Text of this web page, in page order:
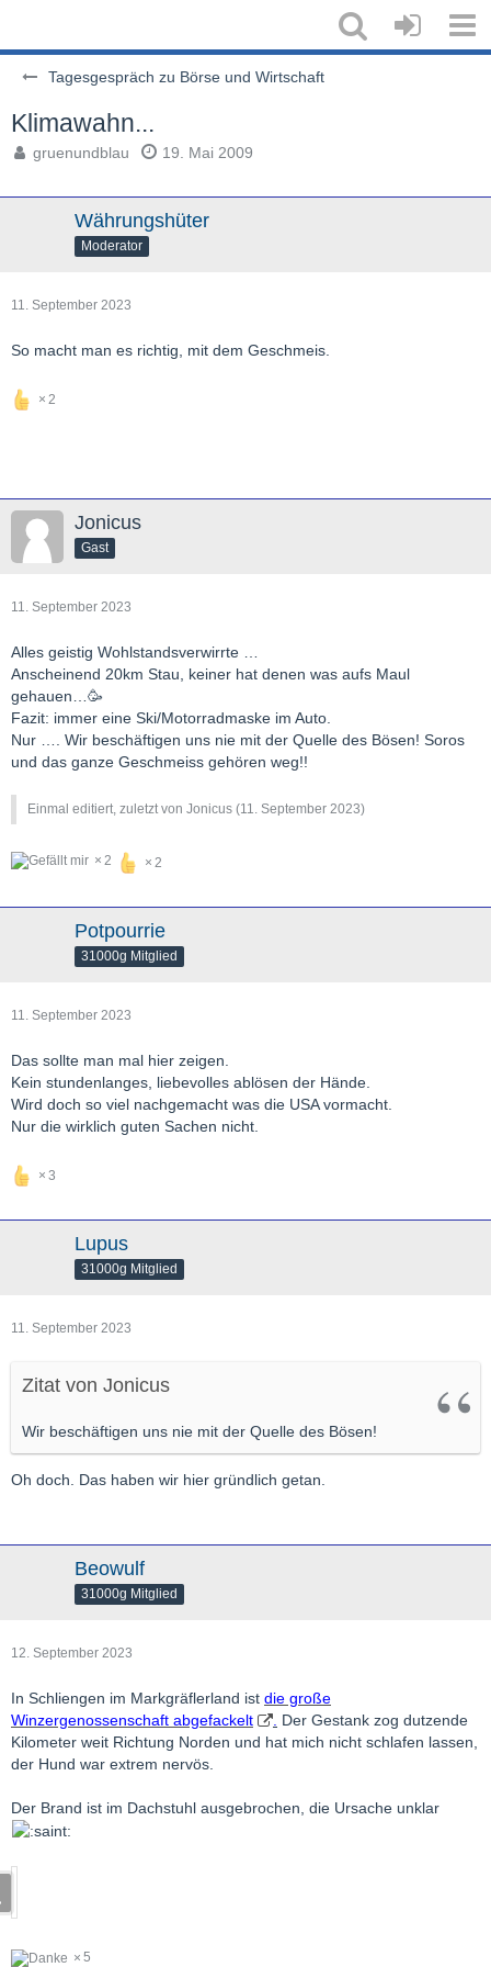
Tagesgespräch zu Börse und Wirtschaft
Klimawahn...
gruenundblau 19. Mai 2009
Währungshüter
Moderator
11. September 2023
So macht man es richtig, mit dem Geschmeis.
2
Jonicus
Gast
11. September 2023
Alles geistig Wohlstandsverwirrte …
Anscheinend 20km Stau, keiner hat denen was aufs Maul
gehauen…🥳
Fazit: immer eine Ski/Motorradmaske im Auto.
Nur …. Wir beschäftigen uns nie mit der Quelle des Bösen! Soros
und das ganze Geschmeiss gehören weg!!
Einmal editiert, zuletzt von Jonicus (11. September 2023)
2 2
Potpourrie
31000g Mitglied
11. September 2023
Das sollte man mal hier zeigen.
Kein stundenlanges, liebevolles ablösen der Hände.
Wird doch so viel nachgemacht was die USA vormacht.
Nur die wirklich guten Sachen nicht.
3
Lupus
31000g Mitglied
11. September 2023
Zitat von Jonicus
Wir beschäftigen uns nie mit der Quelle des Bösen!
Oh doch. Das haben wir hier gründlich getan.
Beowulf
31000g Mitglied
12. September 2023
In Schliengen im Markgräflerland ist die große
Winzergenossenschaft abgefackelt
Der Gestank zog dutzende
Kilometer weit Richtung Norden und hat mich nicht schlafen lassen,
der Hund war extrem nervös.
Der Brand ist im Dachstuhl ausgebrochen, die Ursache unklar
5